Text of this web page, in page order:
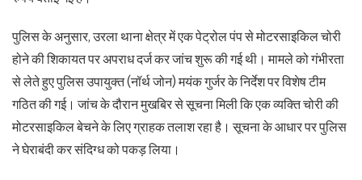
पुलिस के अनुसार, उरला थाना क्षेत्र में एक पेट्रोल पंप से मोटरसाइकिल चोरी
होने की शिकायत पर अपराध दर्ज कर जांच शुरू की गई थी। मामले को गंभीरता
से लेते हुए पुलिस उपायुक्त (नॉर्थ जोन) मयंक गुर्जर के निर्देश पर विशेष टीम
गठित की गई। जांच के दौरान मुखबिर से सूचना मिली कि एक व्यक्ति चोरी की
मोटरसाइकिल बेचने के लिए ग्राहक तलाश रहा है। सूचना के आधार पर पुलिस
ने घेराबंदी कर संदिग्ध को पकड़ लिया।